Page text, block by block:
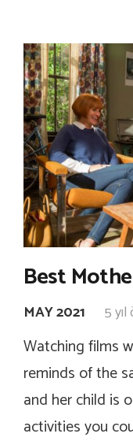
Best
MAY 2021 5
Watching films
reminds of the
and her child is
activities you